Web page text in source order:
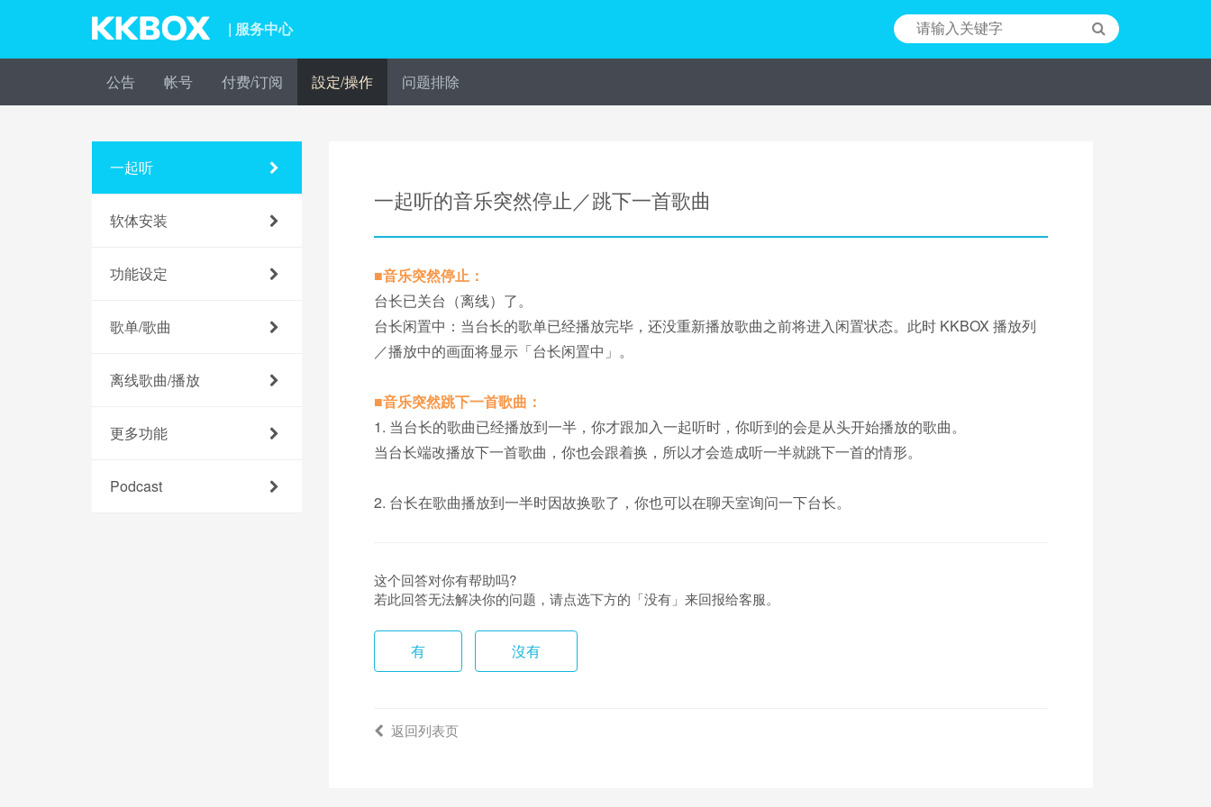
| 服务中心
公告 帐号 付费/订阅 設定/操作 问题排除
一起听
软体安装
功能设定
歌单/歌曲
离线歌曲/播放
更多功能
Podcast
一起听的音乐突然停止／跳下一首歌曲
■音乐突然停止：
台长已关台（离线）了。
台长闲置中：当台长的歌单已经播放完毕，还没重新播放歌曲之前将进入闲置状态。此时 KKBOX 播放列
／播放中的画面将显示「台长闲置中」。
■音乐突然跳下一首歌曲：
1. 当台长的歌曲已经播放到一半，你才跟加入一起听时，你听到的会是从头开始播放的歌曲。
当台长端改播放下一首歌曲，你也会跟着换，所以才会造成听一半就跳下一首的情形。
2. 台长在歌曲播放到一半时因故换歌了，你也可以在聊天室询问一下台长。
这个回答对你有帮助吗?
若此回答无法解决你的问题，请点选下方的「没有」来回报给客服。
有 沒有
返回列表页